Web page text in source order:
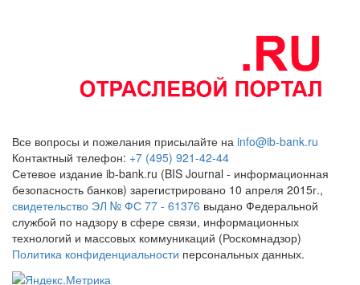
Все вопросы и пожелания присылайте на info@ib-bank.ru
Контактный телефон: +7 (495) 921-42-44
Сетевое издание ib-bank.ru (BIS Journal - информационная
безопасность банков) зарегистрировано 10 апреля 2015г.,
свидетельство ЭЛ № ФС 77 - 61376 выдано Федеральной
службой по надзору в сфере связи, информационных
технологий и массовых коммуникаций (Роскомнадзор)
Политика конфиденциальности персональных данных.